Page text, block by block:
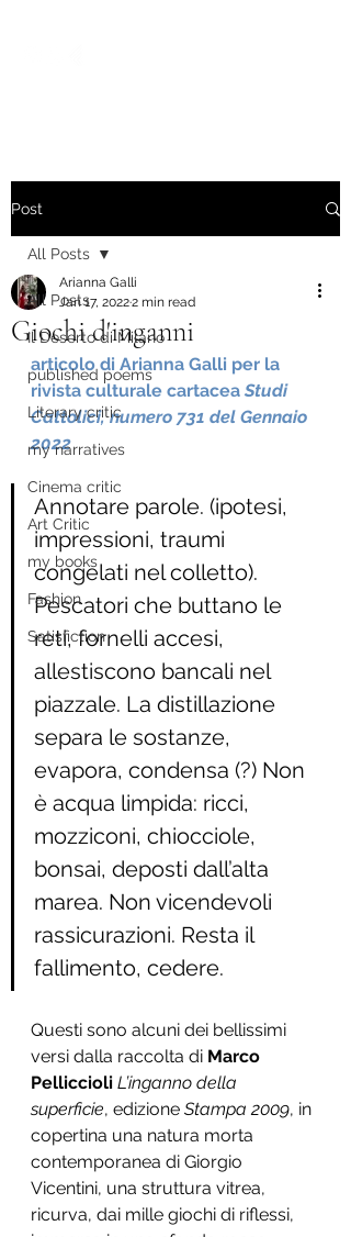
Post
All Posts
Il Deserto di Milano
published poems
Literary critic
my narratives
Cinema critic
Art Critic
my books
Fashion
Satisfiction
All Posts
Giochi d'inganni
Arianna Galli
Jan 17, 20222 min read
articolo di Arianna Galli per la
rivista culturale cartacea Studi
Cattolici, numero 731 del Gennaio
2022
Annotare parole. (ipotesi,
impressioni, traumi
congelati nel colletto).
Pescatori che buttano le
reti, fornelli accesi,
allestiscono bancali nel
piazzale. La distillazione
separa le sostanze,
evapora, condensa (?) Non
è acqua limpida: ricci,
mozziconi, chiocciole,
bonsai, deposti dall’alta
marea. Non vicendevoli
rassicurazioni. Resta il
fallimento, cedere.
Questi sono alcuni dei bellissimi
versi dalla raccolta di Marco
Pelliccioli L’inganno della
superficie, edizione Stampa 2009, in
copertina una natura morta
contemporanea di Giorgio
Vicentini, una struttura vitrea,
ricurva, dai mille giochi di riflessi,